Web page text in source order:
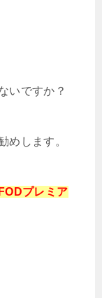
いですか？
めします。
FODプレミア